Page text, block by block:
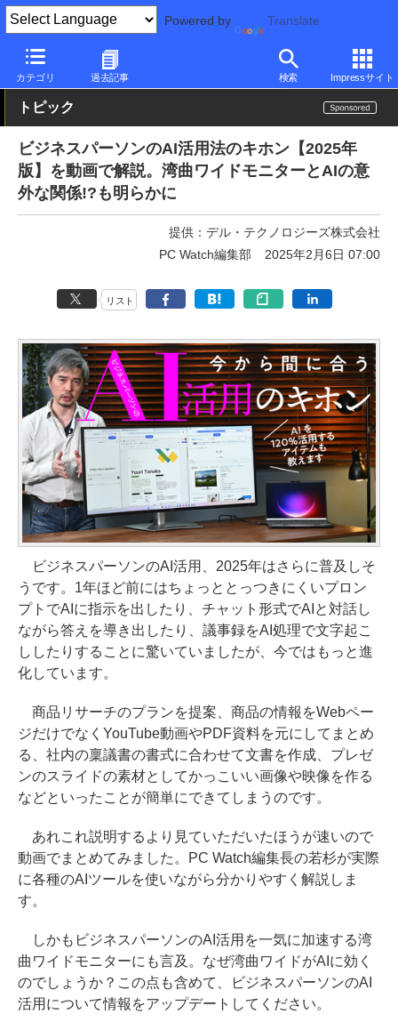
Powered by Translate
カテゴリ 過去記事 検索 Impressサイト
PC Watch 半導体/周辺機器
トピック
ビジネスパーソンのAI活用法のキホン【2025年
版】を動画で解説。湾曲ワイドモニターとAIの意
外な関係!?も明らかに
提供：デル・テクノロジーズ株式会社
PC Watch編集部
2025年2月6日 07:00
リスト
ビジネスパーソンのAI活用、2025年はさらに普及しそ
うです。1年ほど前にはちょっととっつきにくいプロン
プトでAIに指示を出したり、チャット形式でAIと対話し
ながら答えを導き出したり、議事録をAI処理で文字起こ
ししたりすることに驚いていましたが、今ではもっと進
化しています。
商品リサーチのプランを提案、商品の情報をWebペー
ジだけでなくYouTube動画やPDF資料を元にしてまとめ
る、社内の稟議書の書式に合わせて文書を作成、プレゼ
ンのスライドの素材としてかっこいい画像や映像を作る
などといったことが簡単にできてしまうのです。
あれこれ説明するより見ていただいたほうが速いので
動画でまとめてみました。PC Watch編集長の若杉が実際
に各種のAIツールを使いながら分かりやすく解説しま
す。
しかもビジネスパーソンのAI活用を一気に加速する湾
曲ワイドモニターにも言及。なぜ湾曲ワイドがAIに効く
のでしょうか？この点も含めて、ビジネスパーソンのAI
活用について情報をアップデートしてください。